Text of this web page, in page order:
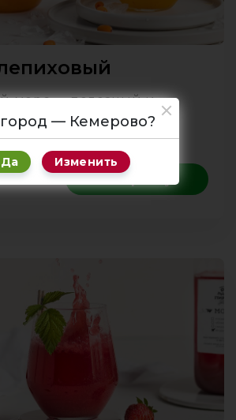
морс — полезный и
Обладает
и ярким вкусом.
В корзину
— Кемерово?
Да Изменить